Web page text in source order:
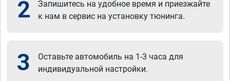
2
Запишитесь на удобное время и приезжайте
к нам в сервис на установку тюнинга.
3
Оставьте автомобиль на 1-3 часа для
индивидуальной настройки.